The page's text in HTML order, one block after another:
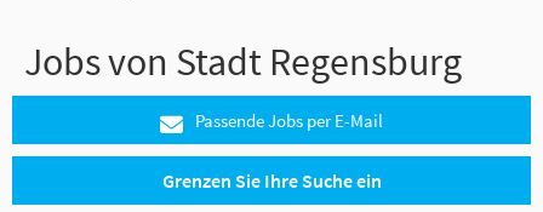
Jobs von Stadt Regensburg
Passende Jobs per E-Mail
Grenzen Sie Ihre Suche ein